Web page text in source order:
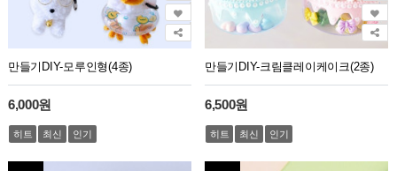
만들기DIY-모루인형(4종)
6,000원
히트 최신 인기
만들기DIY-크림클레이케이크(2종)
6,500원
히트 최신 인기